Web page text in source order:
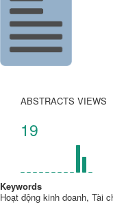
ABSTRACTS VIEWS
19
Keywords
Hoạt động kinh doanh, Tài